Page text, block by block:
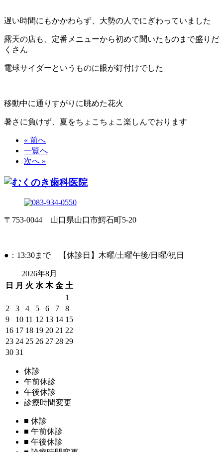
遅い時間にもかかわらず、大勢の人でにぎわっていました
露天の店も、定番メニューから初めて聞いたものまで盛りだ
くさん
電球サイダーというものに眼が釘付けでした
移動中に通りすがりに眺めた花火
暑さに負けず、夏をちょこちょこ楽しんでおります
« 前へ
一覧へ
次へ »
〒753-0044 山口県山口市鰐石町5-20
●：13:30まで 【休診日】木曜/土曜午後/日曜/祝日
2026年8月
日
月 火 水 木 金 土
1
2
3 4 5 6 7
8
9
10 11 12 13 14 15
16 17 18 19 20 21 22
23 24 25 26 27 28 29
30 31
休診
午前休診
午後休診
診療時間変更
■ 休診
■ 午前休診
■ 午後休診